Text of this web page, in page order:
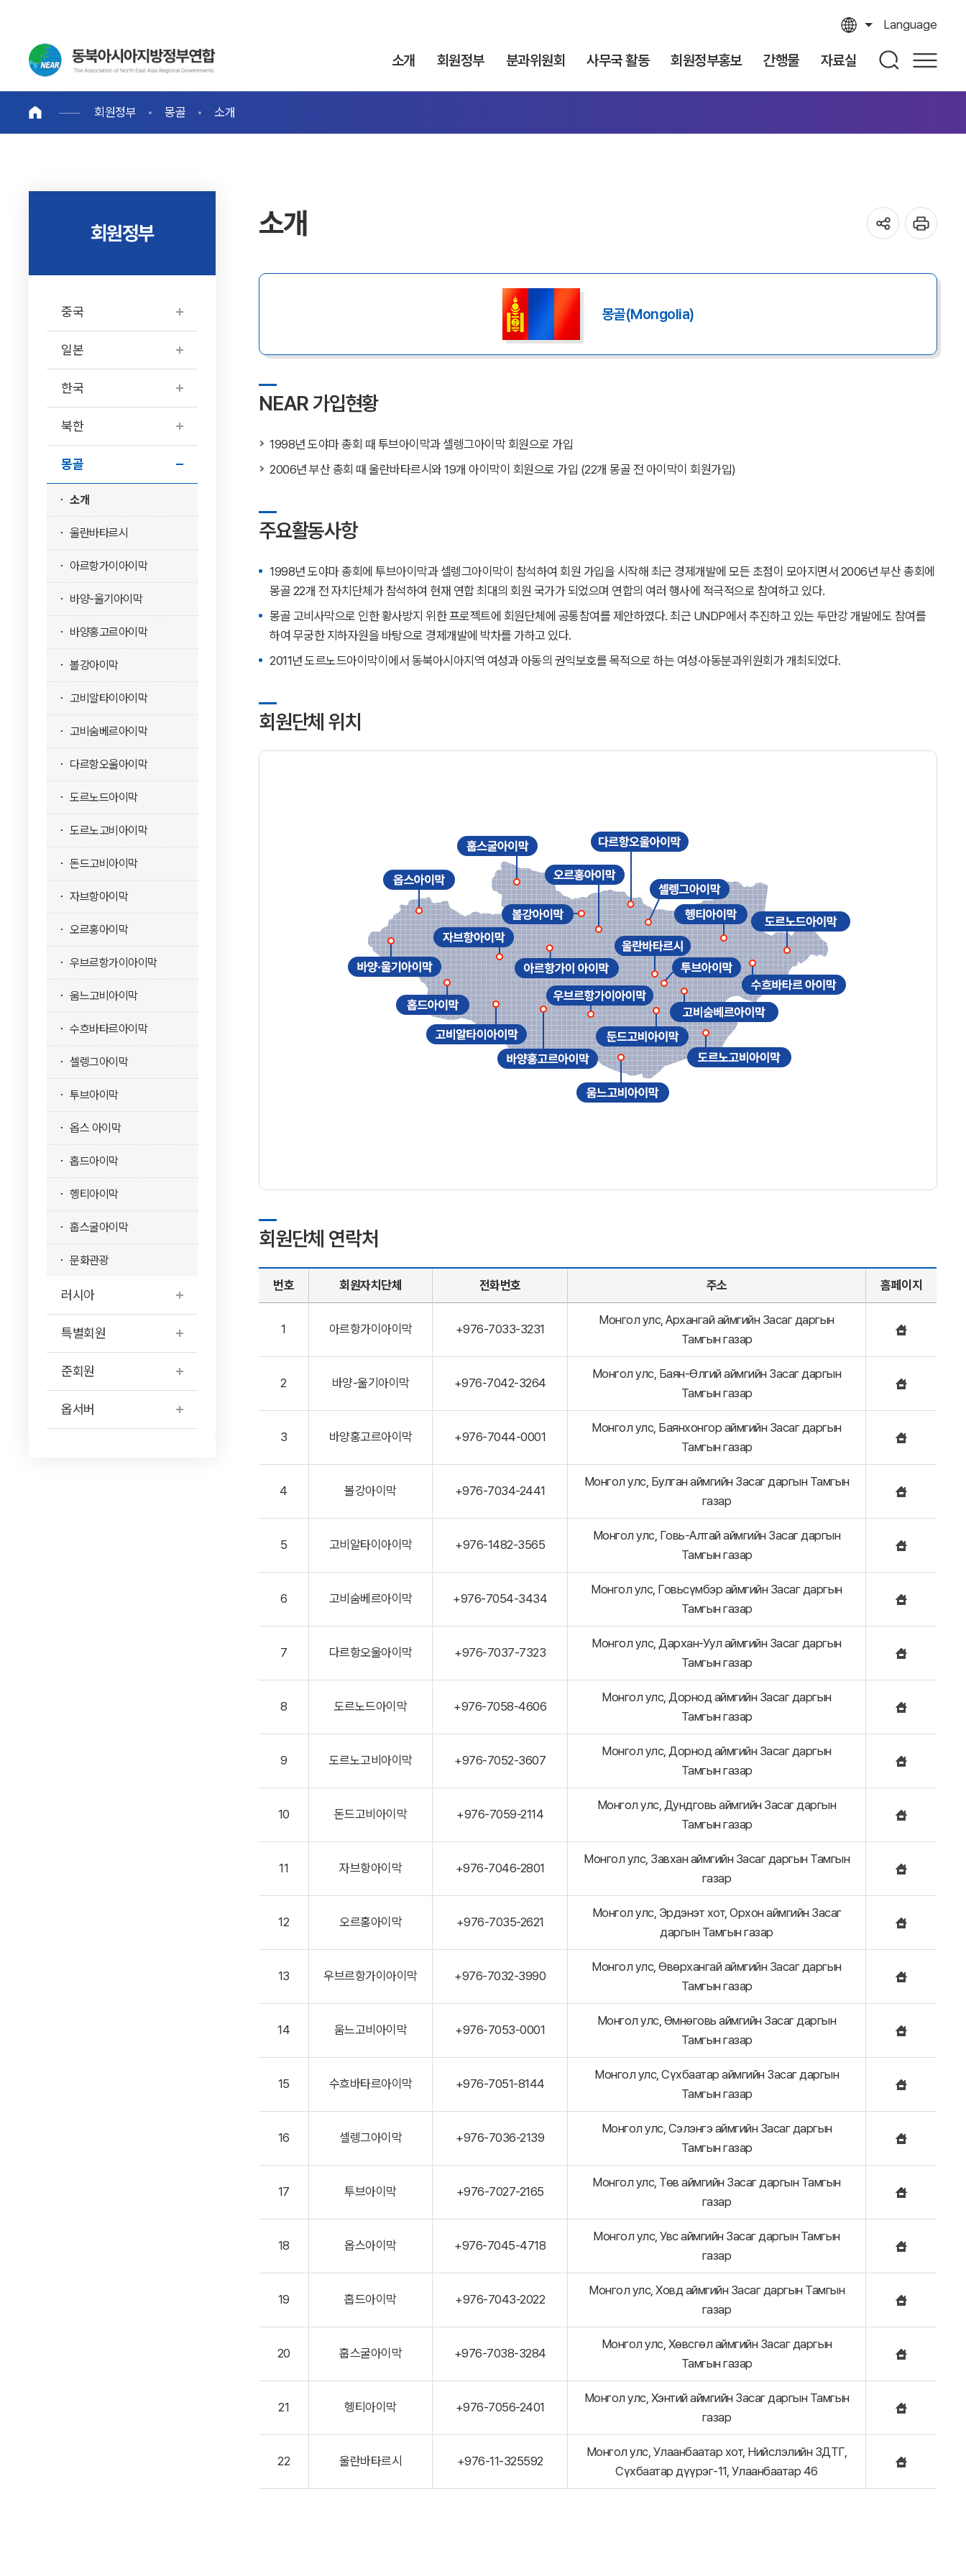
Language
소개 회원정부 분과위원회 사무국 활동 회원정부홍보 간행물 자료실
회원정부 몽골 소개
회원정부
중국
일본
한국
북한
몽골
소개
울란바타르시
아르항가이아이막
바양-울기아이막
바양홍고르아이막
볼강아이막
고비알타이아이막
고비숨베르아이막
다르항오울아이막
도르노드아이막
도르노고비아이막
돈드고비아이막
자브항아이막
오르홍아이막
우브르항가이아이막
움느고비아이막
수흐바타르아이막
셀렝그아이막
투브아이막
옵스 아이막
홉드아이막
헹티아이막
훕스굴아이막
문화관광
러시아
특별회원
준회원
옵서버
소개
몽골(Mongolia)
NEAR 가입현황
1998년 도야마 총회 때 투브아이막과 셀렝그아이막 회원으로 가입
2006년 부산 총회 때 울란바타르시와 19개 아이막이 회원으로 가입 (22개 몽골 전 아이막이 회원가입)
주요활동사항
1998년 도야마 총회에 투브아이막과 셀렝그아이막이 참석하여 회원 가입을 시작해 최근 경제개발에 모든 초점이 모아지면서 2006년 부산 총회에
몽골 22개 전 자치단체가 참석하여 현재 연합 최대의 회원 국가가 되었으며 연합의 여러 행사에 적극적으로 참여하고 있다.
몽골 고비사막으로 인한 황사방지 위한 프로젝트에 회원단체에 공통참여를 제안하였다. 최근 UNDP에서 추진하고 있는 두만강 개발에도 참여를
하여 무궁한 지하자원을 바탕으로 경제개발에 박차를 가하고 있다.
2011년 도르노드아이막이에서 동북아시아지역 여성과 아동의 권익보호를 목적으로 하는 여성·아동분과위원회가 개최되었다.
회원단체 위치
회원단체 연락처
번호 회원자치단체 전화번호 주소 홈페이지
1 아르항가이아이막 +976-7033-3231
Монгол улс, Архангай аймгийн Засаг даргын
Тамгын газар
2 바양-울기아이막 +976-7042-3264
Монгол улс, Баян-Өлгий аймгийн Засаг даргын
Тамгын газар
3 바양홍고르아이막 +976-7044-0001
Монгол улс, Баянхонгор аймгийн Засаг даргын
Тамгын газар
4 볼강아이막 +976-7034-2441
Монгол улс, Булган аймгийн Засаг даргын Тамгын
газар
5 고비알타이아이막 +976-1482-3565
Монгол улс, Говь-Алтай аймгийн Засаг даргын
Тамгын газар
6 고비숨베르아이막 +976-7054-3434
Монгол улс, Говьсүмбэр аймгийн Засаг даргын
Тамгын газар
7 다르항오울아이막 +976-7037-7323
Монгол улс, Дархан-Уул аймгийн Засаг даргын
Тамгын газар
8 도르노드아이막 +976-7058-4606
Монгол улс, Дорнод аймгийн Засаг даргын
Тамгын газар
9 도르노고비아이막 +976-7052-3607
Монгол улс, Дорнод аймгийн Засаг даргын
Тамгын газар
10 돈드고비아이막 +976-7059-2114
Монгол улс, Дундговь аймгийн Засаг даргын
Тамгын газар
11 자브항아이막 +976-7046-2801
Монгол улс, Завхан аймгийн Засаг даргын Тамгын
газар
12 오르홍아이막 +976-7035-2621
Монгол улс, Эрдэнэт хот, Орхон аймгийн Засаг
даргын Тамгын газар
13 우브르항가이아이막 +976-7032-3990
Монгол улс, Өвөрхангай аймгийн Засаг даргын
Тамгын газар
14 움느고비아이막 +976-7053-0001
Монгол улс, Өмнөговь аймгийн Засаг даргын
Тамгын газар
15 수흐바타르아이막 +976-7051-8144
Монгол улс, Сүхбаатар аймгийн Засаг даргын
Тамгын газар
16 셀렝그아이막 +976-7036-2139
Монгол улс, Сэлэнгэ аймгийн Засаг даргын
Тамгын газар
17 투브아이막 +976-7027-2165
Монгол улс, Төв аймгийн Засаг даргын Тамгын
газар
18 옵스아이막 +976-7045-4718
Монгол улс, Увс аймгийн Засаг даргын Тамгын
газар
19 홉드아이막 +976-7043-2022
Монгол улс, Ховд аймгийн Засаг даргын Тамгын
газар
20 훕스굴아이막 +976-7038-3284
Монгол улс, Хөвсгөл аймгийн Засаг даргын
Тамгын газар
21 헹티아이막 +976-7056-2401
Монгол улс, Хэнтий аймгийн Засаг даргын Тамгын
газар
22 울란바타르시 +976-11-325592
Монгол улс, Улаанбаатар хот, Нийслэлийн ЗДТГ,
Сүхбаатар дүүрэг-11, Улаанбаатар 46